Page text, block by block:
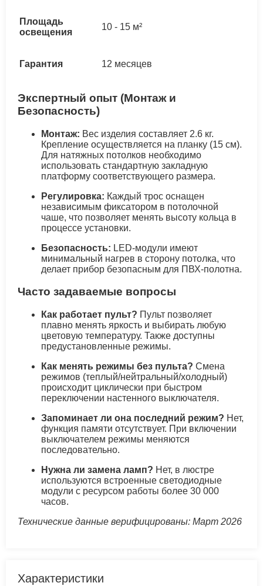
Площадь
освещения
10 - 15 м²
Гарантия 12 месяцев
Экспертный опыт (Монтаж и
Безопасность)
Монтаж: Вес изделия составляет 2.6 кг.
Крепление осуществляется на планку (15 см).
Для натяжных потолков необходимо
использовать стандартную закладную
платформу соответствующего размера.
Регулировка: Каждый трос оснащен
независимым фиксатором в потолочной
чаше, что позволяет менять высоту кольца в
процессе установки.
Безопасность: LED-модули имеют
минимальный нагрев в сторону потолка, что
делает прибор безопасным для ПВХ-полотна.
Часто задаваемые вопросы
Как работает пульт? Пульт позволяет
плавно менять яркость и выбирать любую
цветовую температуру. Также доступны
предустановленные режимы.
Как менять режимы без пульта? Смена
режимов (теплый/нейтральный/холодный)
происходит циклически при быстром
переключении настенного выключателя.
Запоминает ли она последний режим? Нет,
функция памяти отсутствует. При включении
выключателем режимы меняются
последовательно.
Нужна ли замена ламп? Нет, в люстре
используются встроенные светодиодные
модули с ресурсом работы более 30 000
часов.
Технические данные верифицированы: Март 2026
Характеристики